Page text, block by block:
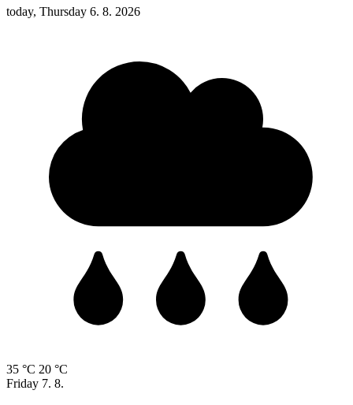
today, Thursday 6. 8. 2026
35 °C 20 °C
Friday 7. 8.